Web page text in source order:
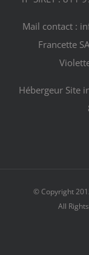
Mail contact :
Francette
Hébergeur Site
© Copyright
All